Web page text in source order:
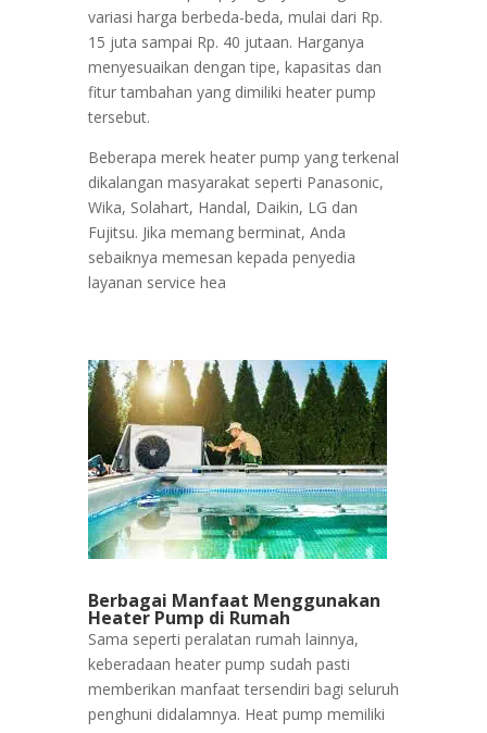
variasi harga berbeda-beda, mulai dari Rp.
15 juta sampai Rp. 40 jutaan. Harganya
menyesuaikan dengan tipe, kapasitas dan
fitur tambahan yang dimiliki heater pump
tersebut.
Beberapa merek heater pump yang terkenal
dikalangan masyarakat seperti Panasonic,
Wika, Solahart, Handal, Daikin, LG dan
Fujitsu. Jika memang berminat, Anda
sebaiknya memesan kepada penyedia
layanan service hea
Berbagai Manfaat Menggunakan
Heater Pump di Rumah
Sama seperti peralatan rumah lainnya,
keberadaan heater pump sudah pasti
memberikan manfaat tersendiri bagi seluruh
penghuni didalamnya. Heat pump memiliki